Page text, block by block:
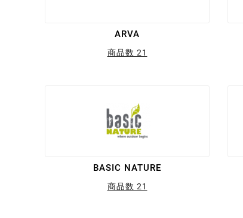
ARVA
商品数 21
BASIC NATURE
商品数 21